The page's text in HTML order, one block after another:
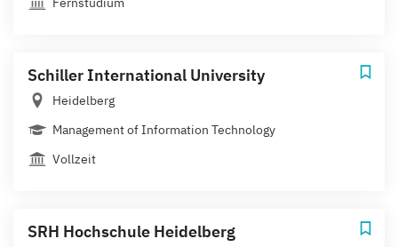
Schiller International University
Heidelberg
Management of Information Technology
Vollzeit
SRH Hochschule Heidelberg